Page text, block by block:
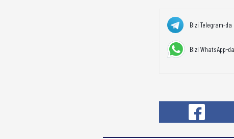
Bizi Telegram-da
Bizi WhatsApp-